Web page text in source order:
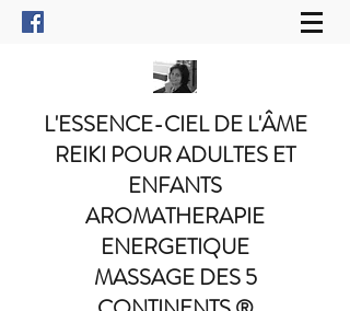
L'ESSENCE-CIEL DE L'ÂME
REIKI POUR ADULTES ET
ENFANTS
AROMATHERAPIE
ENERGETIQUE
MASSAGE DES 5